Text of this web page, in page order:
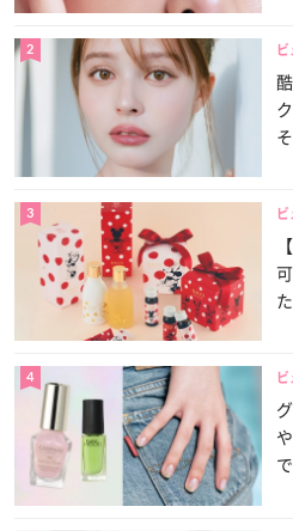
2
3
4